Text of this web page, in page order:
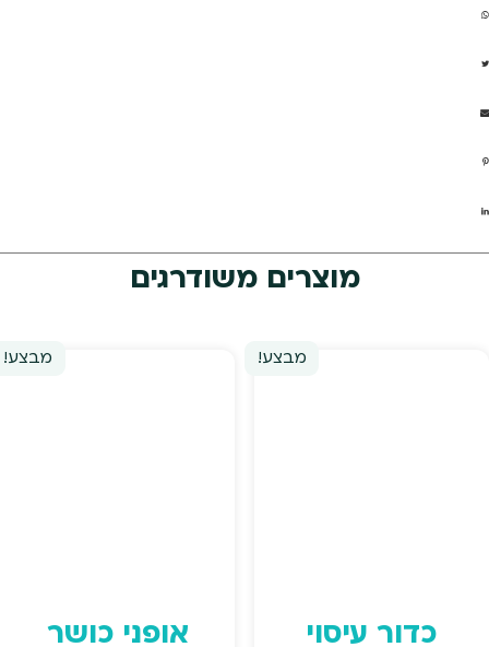
מוצרים משודרגים
מבצע!
כדור עיסוי
מבצע!
אופני כושר